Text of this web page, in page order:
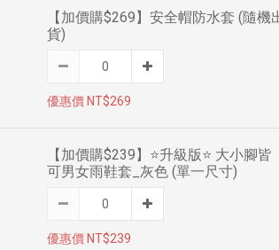
【加價購$269】安全帽防水套 (隨機
貨)
優惠價 NT$269
【加價購$239】⭐升級版⭐ 大小腳皆
可男女雨鞋套_灰色 (單一尺寸)
優惠價 NT$239